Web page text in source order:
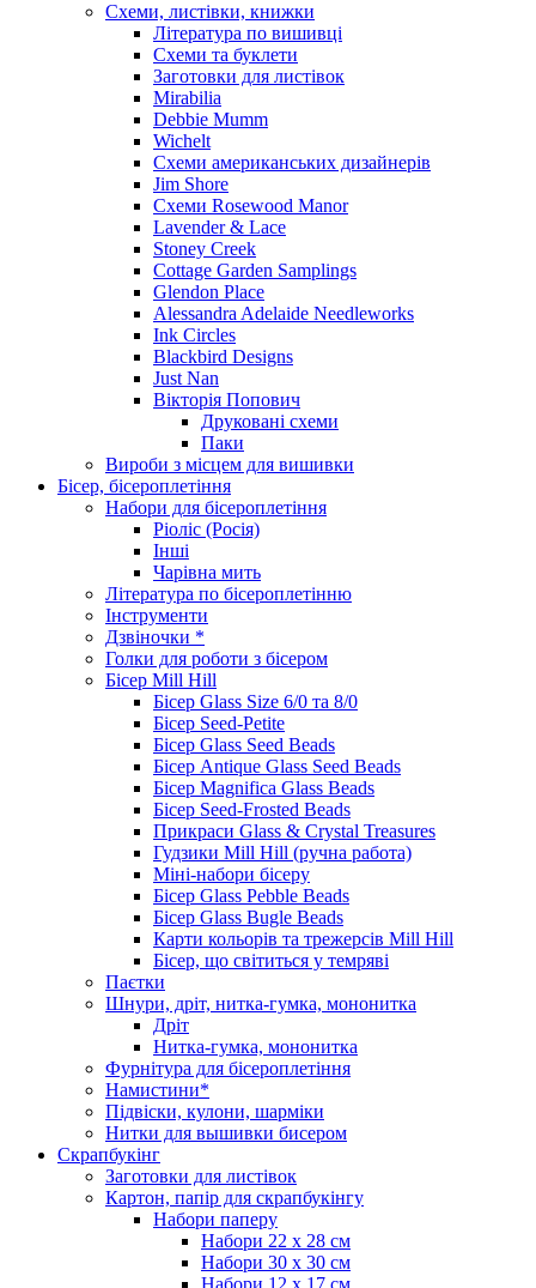
Схеми, листівки, книжки
Література по вишивці
Схеми та буклети
Заготовки для листівок
Mirabilia
Debbie Mumm
Wichelt
Схеми американських дизайнерів
Jim Shore
Cхеми Rosewood Manor
Lavender & Lace
Stoney Creek
Cottage Garden Samplings
Glendon Place
Alessandra Adelaide Needleworks
Ink Circles
Blackbird Designs
Just Nan
Вікторія Попович
Друковані схеми
Паки
Вироби з місцем для вишивки
Бісер, бісероплетіння
Набори для бісероплетіння
Ріоліс (Росія)
Інші
Чарівна мить
Література по бісероплетінню
Інструменти
Дзвіночки *
Голки для роботи з бісером
Бісер Mill Hill
Бісер Glass Size 6/0 та 8/0
Бісер Seed-Petite
Бісер Glass Seed Beads
Бісер Antique Glass Seed Beads
Бісер Magnifica Glass Beads
Бісер Seed-Frosted Beads
Прикраси Glass & Crystal Treasures
Гудзики Mill Hill (ручна работа)
Міні-набори бісеру
Бісер Glass Pebble Beads
Бісер Glass Bugle Beads
Карти кольорів та трежерсів Mill Hill
Бісер, що світиться у темряві
Паєтки
Шнури, дріт, нитка-гумка, мононитка
Дріт
Нитка-гумка, мононитка
Фурнітура для бісероплетіння
Намистини*
Підвіски, кулони, шарміки
Нитки для вышивки бисером
Скрапбукінг
Заготовки для листівок
Картон, папір для скрапбукінгу
Набори паперу
Набори 22 х 28 см
Набори 30 х 30 см
Набори 12 х 17 см